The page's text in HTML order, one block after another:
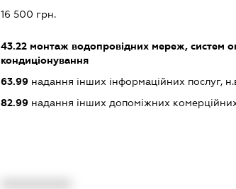
16 500 грн.
43.22монтаж водопровідних мереж, систем
кондиціонування
63.99надання інших інформаційних послуг,
82.99надання інших допоміжних комерційних